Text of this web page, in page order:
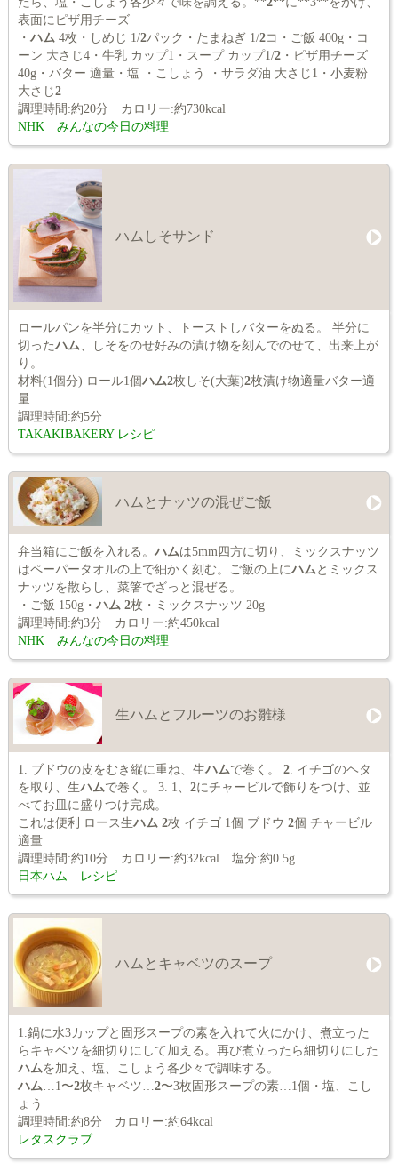
表面にピザ用チーズ
・ ハム 4枚・しめじ 1/2パック・たまねぎ 1/2コ・ご飯 400g・コ
ーン 大さじ4・牛乳 カップ1・スープ カップ1/2・ピザ用チーズ
40g・バター 適量・塩 ・こしょう ・サラダ油 大さじ1・小麦粉
大さじ2
調理時間:約20分 カロリー:約730kcal
NHK みんなの今日の料理
ハムしそサンド
ロールパンを半分にカット、トーストしバターをぬる。 半分に
切ったハム 、しそをのせ好みの漬け物を刻んでのせて、出来上が
り。
材料(1個分) ロール1個ハム2枚しそ(大葉)2枚漬け物適量バター適
量
調理時間:約5分
TAKAKIBAKERY レシピ
ハムとナッツの混ぜご飯
弁当箱にご飯を入れる。 ハムは5mm四方に切り、ミックスナッツ
はペーパータオルの上で細かく刻む。ご飯の上にハム とミックス
ナッツを散らし、菜箸でざっと混ぜる。
・ご飯 150g・ ハム 2枚・ミックスナッツ 20g
調理時間:約3分 カロリー:約450kcal
NHK みんなの今日の料理
生ハムとフルーツのお雛様
1. ブドウの皮をむき縦に重ね、生ハムで巻く。 2. イチゴのヘタ
を取り、生ハムで巻く。 3. 1、 2にチャービルで飾りをつけ、並
べてお皿に盛りつけ完成。
これは便利 ロース生ハム 2枚 イチゴ 1個 ブドウ 2個 チャービル
適量
調理時間:約10分 カロリー:約32kcal 塩分:約0.5g
日本ハム レシピ
ハムとキャベツのスープ
1.鍋に水3カップと固形スープの素を入れて火にかけ、煮立った
らキャベツを細切りにして加える。再び煮立ったら細切りにした
ハムを加え、塩、こしょう各少々で調味する。
ハム …1〜2枚キャベツ… 2〜3枚固形スープの素…1個・塩、こし
ょう
調理時間:約8分 カロリー:約64kcal
レタスクラブ